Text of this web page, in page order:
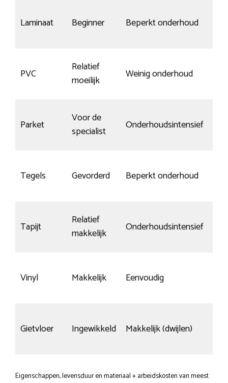
Laminaat Beginner Beperkt onderhoud
PVC
Relatief
moeilijk
Weinig onderhoud
Parket
Voor de
specialist
Onderhoudsintensief
Tegels Gevorderd Beperkt onderhoud
Tapijt
Relatief
makkelijk
Onderhoudsintensief
Vinyl Makkelijk Eenvoudig
Gietvloer Ingewikkeld Makkelijk (dwijlen)
Eigenschappen, levensduur en materiaal + arbeidskosten van meest